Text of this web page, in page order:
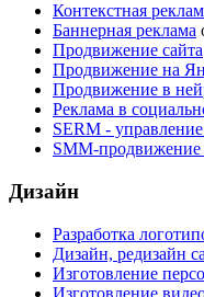
Контекстная
Баннерная реклама
Продвижение сайта
Продвижение на
Продвижение в
Реклама в
SERM -
SMM-продвижение
Дизайн
Разработка
Дизайн, редизайн
Изготовление
Изготовление